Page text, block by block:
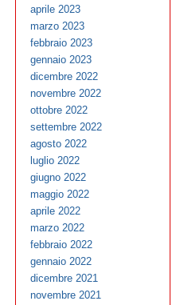
aprile 2023
marzo 2023
febbraio 2023
gennaio 2023
dicembre 2022
novembre 2022
ottobre 2022
settembre 2022
agosto 2022
luglio 2022
giugno 2022
maggio 2022
aprile 2022
marzo 2022
febbraio 2022
gennaio 2022
dicembre 2021
novembre 2021